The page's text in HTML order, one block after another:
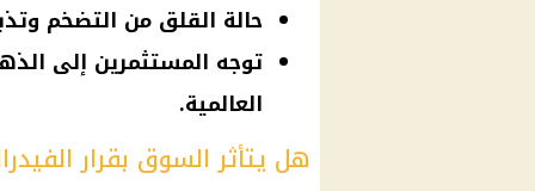
حالة القلق من التضخم
توجه المستثمرين إلى
العالمية.
هل يتأثر السوق بقرار